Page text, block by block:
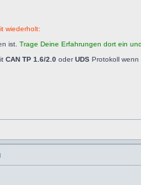
wiederholt:
ist. Trage Deine Erfahrungen dort ein
CAN TP 1.6/2.0 oderUDS Protokoll